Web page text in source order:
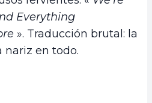
Everything
». Traducción brutal: la
nariz en todo.